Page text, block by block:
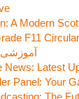
A Modern
F11
آموزشی
News: Latest
Panel: Your